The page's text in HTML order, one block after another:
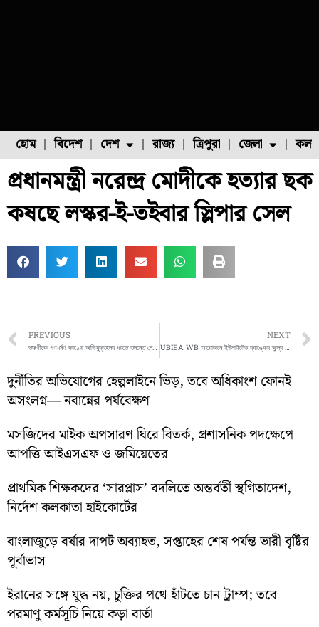
হোম বিদেশ দেশ
ফুল চাষ ফল চাষ মাছ চাষ পোল্ট্রি চাষ
রাজ্য ত্রিপুরা জেলা
উত্তর ২৪ পরগনা
প্রধানমন্ত্রী নরেন্দ্র মোদীকে হত্যার ছক
কষছে লস্কর-ই-তইবার স্লিপার সেল
Prev
PREVIOUS
তরুণীকে গণধর্ষণ কাণ্ডে অভিযুক্তদের ধরতে তদন্তে নেমেছে নারীপাচার প্রতিরোধ দফতর
NEXT
UBIEA WB আয়োজনে ইউনাইটেড ব্যাঙ্কের ক্ষুদ্র সঞ্চয় সংগ্রাহক দের নিয়ে সাধারণ সভা
দুর্নীতির অভিযোগের হেল্পলাইনে ভিড়, তবে অধিকাংশ ফোনই
অসংলগ্ন— নবান্নের পর্যবেক্ষণ
মসজিদের মাইক অপসারণ ঘিরে বিতর্ক, প্রশাসনিক পদক্ষেপে
আপত্তি আইএসএফ ও জমিয়েতের
প্রাথমিক শিক্ষকদের ‘সারপ্লাস’ বদলিতে অন্তর্বর্তী স্থগিতাদেশ,
নির্দেশ কলকাতা হাইকোর্টের
বাংলাজুড়ে বর্ষার দাপট অব্যাহত, সপ্তাহের শেষ পর্যন্ত ভারী বৃষ্টির
পূর্বাভাস
ইরানের সঙ্গে যুদ্ধ নয়, চুক্তির পথে হাঁটতে চান ট্রাম্প; তবে
পরমাণু কর্মসূচি নিয়ে কড়া বার্তা